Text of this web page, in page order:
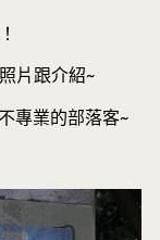
片跟介紹~
專業的部落客~